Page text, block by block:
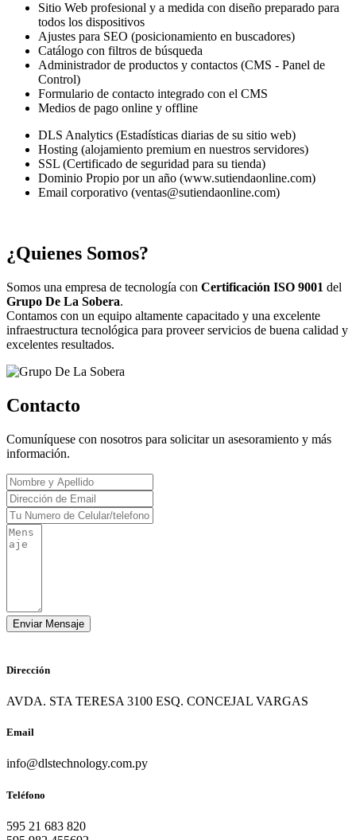
Sitio Web profesional y a medida con diseño preparado para
todos los dispositivos
Ajustes para SEO (posicionamiento en buscadores)
Catálogo con filtros de búsqueda
Administrador de productos y contactos (CMS - Panel de
Control)
Formulario de contacto integrado con el CMS
Medios de pago online y offline
DLS Analytics (Estadísticas diarias de su sitio web)
Hosting (alojamiento premium en nuestros servidores)
SSL (Certificado de seguridad para su tienda)
Dominio Propio por un año (www.sutiendaonline.com)
Email corporativo (ventas@sutiendaonline.com)
¿Quienes Somos?
Somos una empresa de tecnología con Certificación ISO 9001 del
Grupo De La Sobera.
Contamos con un equipo altamente capacitado y una excelente
infraestructura tecnológica para proveer servicios de buena calidad y
excelentes resultados.
Contacto
Comuníquese con nosotros para solicitar un asesoramiento y más
información.
Dirección
AVDA. STA TERESA 3100 ESQ. CONCEJAL VARGAS
Email
info@dlstechnology.com.py
Teléfono
595 21 683 820